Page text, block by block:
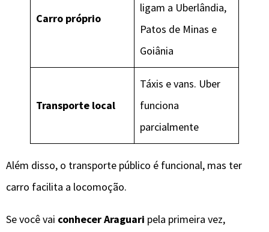
Carro próprio
ligam a Uberlândia,
Patos de Minas e
Goiânia
Transporte local
Táxis e vans. Uber
funciona
parcialmente
Além disso, o transporte público é funcional, mas ter
carro facilita a locomoção.
Se você vai conhecer Araguari pela primeira vez,